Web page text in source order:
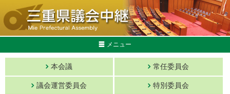
メニュー
本会議 常任委員会
議会運営委員会 特別委員会